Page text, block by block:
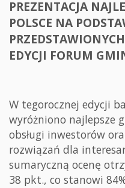
PREZENTACJA
POLSCE NA
EDYCJI FORUM
W tegorocznej edycji
wyróżniono najlepsze
obsługi inwestorów
rozwiązań dla
sumaryczną ocenę
38 pkt., co stanowi